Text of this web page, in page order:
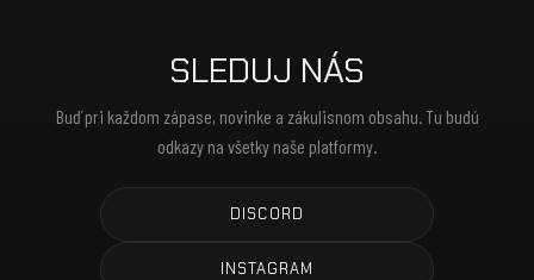
SLEDUJ NÁS
Buď pri každom zápase, novinke a zákulisnom obsahu. Tu budú
odkazy na všetky naše platformy.
DISCORD
INSTAGRAM